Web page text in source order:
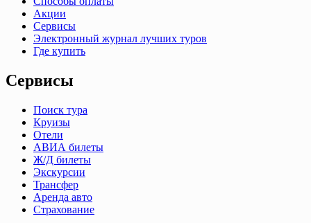
Акции
Сервисы
Электронный журнал лучших туров
Где купить
Сервисы
Поиск тура
Круизы
Отели
АВИА билеты
Ж/Д билеты
Экскурсии
Трансфер
Аренда авто
Страхование